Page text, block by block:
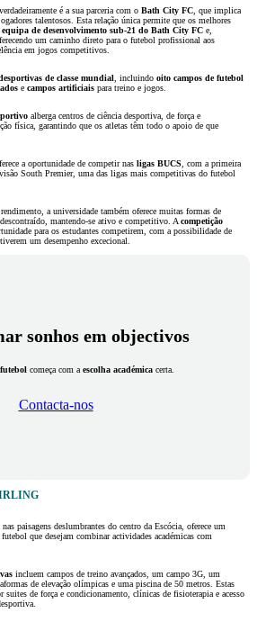
é a sua parceria com o Bath City FC , que implica
talentosos. Esta relação única permite que os melhores
equipa de desenvolvimento sub-21 do Bath City FC e,
um caminho direto para o futebol profissional aos
em jogos competitivos.
de classe mundial , incluindo oito campos de futebol
e campos artificiais para treino e jogos.
alberga centros de ciência desportiva, de força e
física, garantindo que os atletas têm todo o apoio de que
a oportunidade de competir nas ligas BUCS , com a primeira
South Premier, uma das ligas mais competitivas do futebol
a universidade também oferece muitas formas de
mantendo-se ativo e competitivo. A competição
para os estudantes competirem, com a possibilidade de
um desempenho excecional.
sonhos em objectivos
começa com a escolha académica certa.
Contacta-nos
nas paisagens deslumbrantes do centro da Escócia, oferece um
que desejam combinar actividades académicas com
incluem campos de treino avançados, um campo 3G, um
de elevação olímpicas e uma piscina de 50 metros. Estas
suites de força e condicionamento, clínicas de fisioterapia e acesso